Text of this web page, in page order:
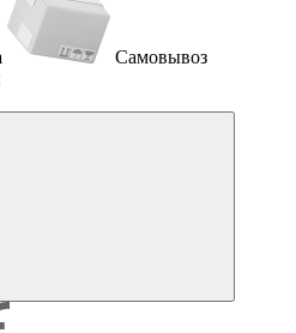
Самовывоз